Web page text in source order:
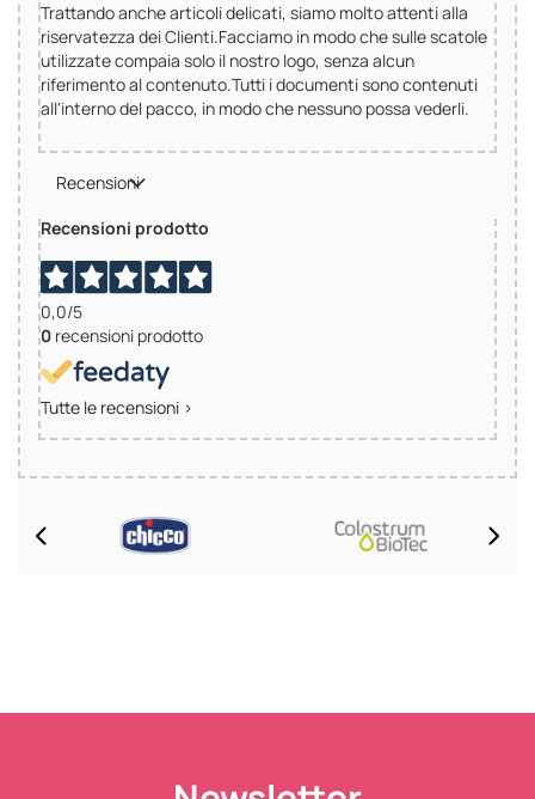
Trattando anche articoli delicati, siamo molto attenti alla
riservatezza dei Clienti.Facciamo in modo che sulle scatole
utilizzate compaia solo il nostro logo, senza alcun
riferimento al contenuto.Tutti i documenti sono contenuti
all'interno del pacco, in modo che nessuno possa vederli.
Recensioni
Recensioni prodotto
0,0/5
0 recensioni prodotto
Tutte le recensioni >